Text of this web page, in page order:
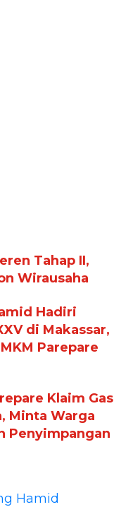
Tahap II,
Wirausaha
Hadiri
di Makassar,
Parepare
Klaim Gas
Minta Warga
Penyimpangan
Hamid